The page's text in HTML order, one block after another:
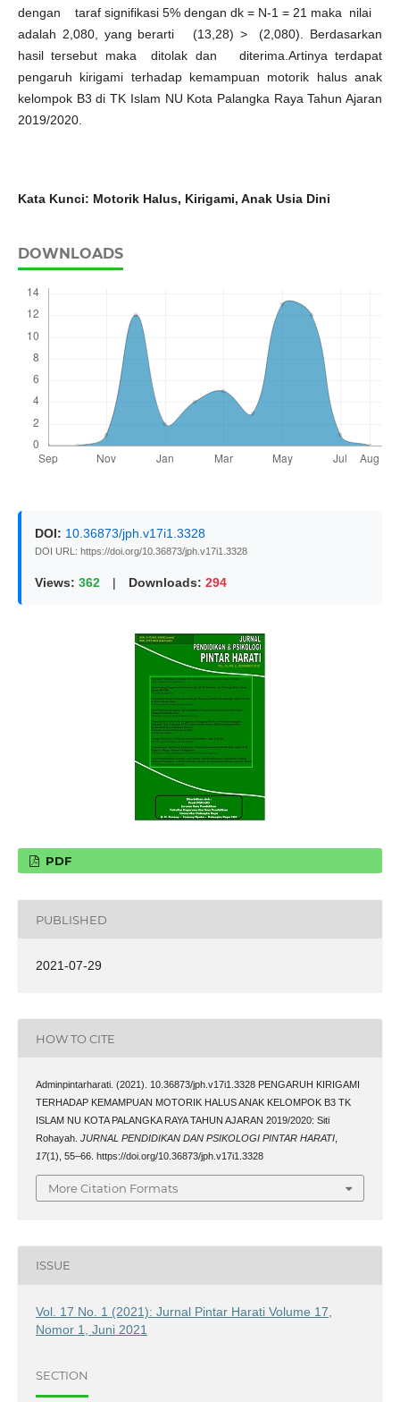
dengan taraf signifikasi 5% dengan dk = N-1 = 21 maka nilai
adalah 2,080, yang berarti (13,28) > (2,080). Berdasarkan
hasil tersebut maka ditolak dan diterima.Artinya terdapat
pengaruh kirigami terhadap kemampuan motorik halus anak
kelompok B3 di TK Islam NU Kota Palangka Raya Tahun Ajaran
2019/2020.
Kata Kunci: Motorik Halus, Kirigami, Anak Usia Dini
DOWNLOADS
DOI: 10.36873/jph.v17i1.3328
DOI URL: https://doi.org/10.36873/jph.v17i1.3328
Views: 362 | Downloads: 294
PDF
PUBLISHED
2021-07-29
HOW TO CITE
Adminpintarharati. (2021). 10.36873/jph.v17i1.3328 PENGARUH KIRIGAMI
TERHADAP KEMAMPUAN MOTORIK HALUS ANAK KELOMPOK B3 TK
ISLAM NU KOTA PALANGKA RAYA TAHUN AJARAN 2019/2020: Siti
Rohayah. JURNAL PENDIDIKAN DAN PSIKOLOGI PINTAR HARATI,
17(1), 55–66. https://doi.org/10.36873/jph.v17i1.3328
More Citation Formats
ISSUE
Vol. 17 No. 1 (2021): Jurnal Pintar Harati Volume 17,
Nomor 1, Juni 2021
SECTION